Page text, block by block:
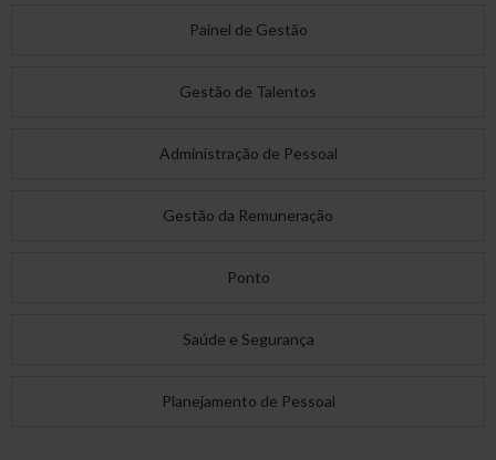
Painel de Gestão
Gestão de Talentos
Administração de Pessoal
Gestão da Remuneração
Ponto
Saúde e Segurança
Planejamento de Pessoal